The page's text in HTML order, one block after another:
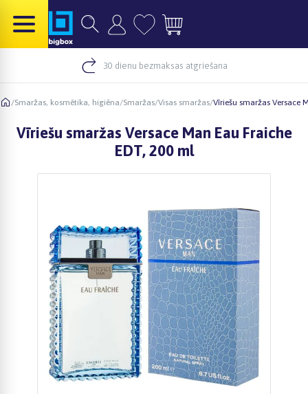
30 dienu bezmaksas atgriešana
/Smaržas, kosmētika, higiēna/Smaržas/Visas smaržas/Vīriešu smaržas Versace
Vīriešu smaržas Versace Man Eau Fraiche
EDT, 200 ml